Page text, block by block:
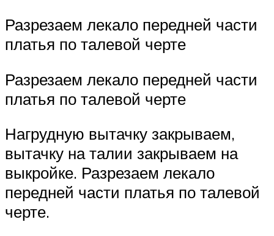
Разрезаем лекало передней части
платья по талевой черте
Разрезаем лекало передней части
платья по талевой черте
Нагрудную вытачку закрываем,
вытачку на талии закрываем на
выкройке. Разрезаем лекало
передней части платья по талевой
черте.